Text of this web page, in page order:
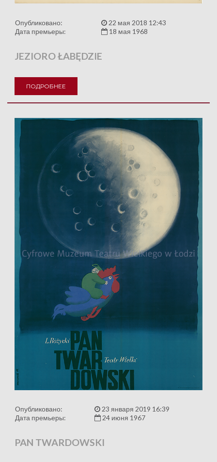
Опубликовано:
22 мая 2018 12:43
Дата премьеры:
18 мая 1968
JEZIORO ŁABĘDZIE
ПОДРОБНЕЕ
Опубликовано:
23 января 2019 16:39
Дата премьеры:
24 июня 1967
PAN TWARDOWSKI